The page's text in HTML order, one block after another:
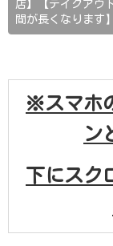
店】【テイクアウ
間が長くなります 】
※スマホ
ン
下にスク
商品紹介
注文はこちら
お問い合わせ